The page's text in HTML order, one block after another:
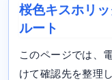
桜色キスホリ
ルート
このページでは、
けて確認先を整理